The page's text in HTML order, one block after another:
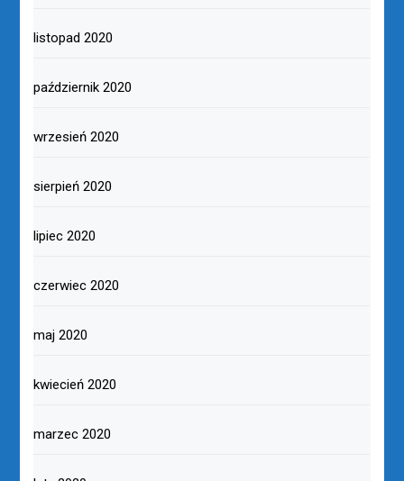
listopad 2020
październik 2020
wrzesień 2020
sierpień 2020
lipiec 2020
czerwiec 2020
maj 2020
kwiecień 2020
marzec 2020